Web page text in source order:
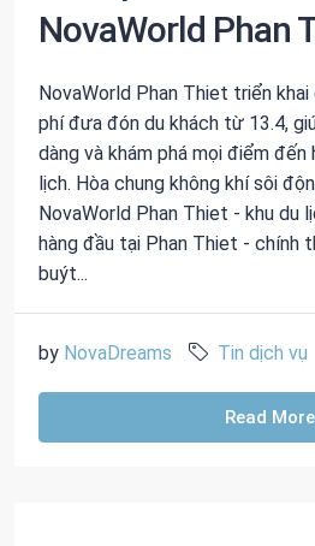
NovaWorld Phan
NovaWorld Phan Thiet triển
phí đưa đón du khách từ 13.4,
dàng và khám phá mọi điểm đến
lịch. Hòa chung không khí sôi
NovaWorld Phan Thiet - khu du
hàng đầu tại Phan Thiet - chính
buýt...
by NovaDreams Tin dịch vụ
Read More